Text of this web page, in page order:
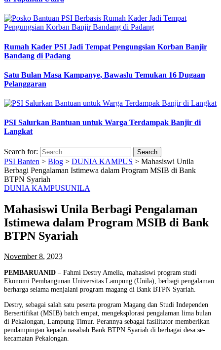
Rumah Kader PSI Jadi Tempat Pengungsian Korban Banjir
Bandang di Padang
Satu Bulan Masa Kampanye, Bawaslu Temukan 16 Dugaan
Pelanggaran
PSI Salurkan Bantuan untuk Warga Terdampak Banjir di
Langkat
Search for:
PSI Banten > Blog > DUNIA KAMPUS > Mahasiswi Unila
Berbagi Pengalaman Istimewa dalam Program MSIB di Bank
BTPN Syariah
DUNIA KAMPUSUNILA
Mahasiswi Unila Berbagi Pengalaman
Istimewa dalam Program MSIB di Bank
BTPN Syariah
November 8, 2023
PEMBARUANID – Fahmi Destry Amelia, mahasiswi program studi
Ekonomi Pembangunan Universitas Lampung (Unila), berbagi pengalaman
berharga selama menjalani program magang di Bank BTPN Syariah.
Destry, sebagai salah satu peserta program Magang dan Studi Independen
Bersertifikat (MSIB) batch empat, mengeksplorasi pengalaman lima bulan
di Pekalongan, Lampung Timur. Perannya sebagai fasilitator memberikan
pendampingan kepada nasabah Bank BTPN Syariah di berbagai desa se-
kecamatan Pekalongan.